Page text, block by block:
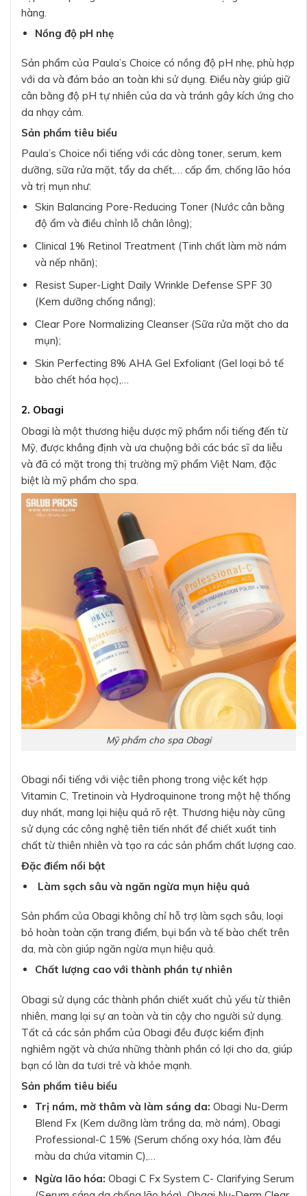
hàng.
Nồng độ pH nhẹ
Sản phẩm của Paula’s Choice có nồng độ pH nhẹ, phù hợp
với da và đảm bảo an toàn khi sử dụng. Điều này giúp giữ
cân bằng độ pH tự nhiên của da và tránh gây kích ứng cho
da nhạy cảm.
Sản phẩm tiêu biểu
Paula’s Choice nổi tiếng với các dòng toner, serum, kem
dưỡng, sữa rửa mặt, tẩy da chết,… cấp ẩm, chống lão hóa
và trị mụn như:
Skin Balancing Pore-Reducing Toner (Nước cân bằng
độ ẩm và điều chỉnh lỗ chân lông);
Clinical 1% Retinol Treatment (Tinh chất làm mờ nám
và nếp nhăn);
Resist Super-Light Daily Wrinkle Defense SPF 30
(Kem dưỡng chống nắng);
Clear Pore Normalizing Cleanser (Sữa rửa mặt cho da
mụn);
Skin Perfecting 8% AHA Gel Exfoliant (Gel loại bỏ tế
bào chết hóa học),…
2. Obagi
Obagi là một thương hiệu dược mỹ phẩm nổi tiếng đến từ
Mỹ, được khẳng định và ưa chuộng bởi các bác sĩ da liễu
và đã có mặt trong thị trường mỹ phẩm Việt Nam, đặc
biệt là mỹ phẩm cho spa.
Mỹ phẩm cho spa Obagi
Obagi nổi tiếng với việc tiên phong trong việc kết hợp
Vitamin C, Tretinoin và Hydroquinone trong một hệ thống
duy nhất, mang lại hiệu quả rõ rệt. Thương hiệu này cũng
sử dụng các công nghệ tiên tiến nhất để chiết xuất tinh
chất từ thiên nhiên và tạo ra các sản phẩm chất lượng cao.
Đặc điểm nổi bật
Làm sạch sâu và ngăn ngừa mụn hiệu quả
Sản phẩm của Obagi không chỉ hỗ trợ làm sạch sâu, loại
bỏ hoàn toàn cặn trang điểm, bụi bẩn và tế bào chết trên
da, mà còn giúp ngăn ngừa mụn hiệu quả.
Chất lượng cao với thành phần tự nhiên
Obagi sử dụng các thành phần chiết xuất chủ yếu từ thiên
nhiên, mang lại sự an toàn và tin cậy cho người sử dụng.
Tất cả các sản phẩm của Obagi đều được kiểm định
nghiêm ngặt và chứa những thành phần có lợi cho da, giúp
bạn có làn da tươi trẻ và khỏe mạnh.
Sản phẩm tiêu biểu
Trị nám, mờ thâm và làm sáng da: Obagi Nu-Derm
Blend Fx (Kem dưỡng làm trắng da, mờ nám), Obagi
Professional-C 15% (Serum chống oxy hóa, làm đều
màu da chứa vitamin C),…
Ngừa lão hóa: Obagi C Fx System C- Clarifying Serum